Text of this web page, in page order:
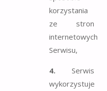
korzystania
ze stron
internetowych
Serwisu,
4. Serwis
wykorzystuje